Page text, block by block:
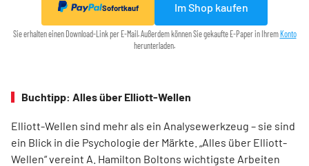
Sofortkauf Im Shop kaufen
Sie erhalten einen Download-Link per E-Mail. Außerdem können Sie gekaufte E-Paper in IhremKonto
herunterladen.
Buchtipp: Alles über Elliott-Wellen
Elliott-Wellen sind mehr als ein Analysewerkzeug – sie sind
ein Blick in die Psychologie der Märkte. „Alles über Elliott-
Wellen“ vereint A. Hamilton Boltons wichtigste Arbeiten